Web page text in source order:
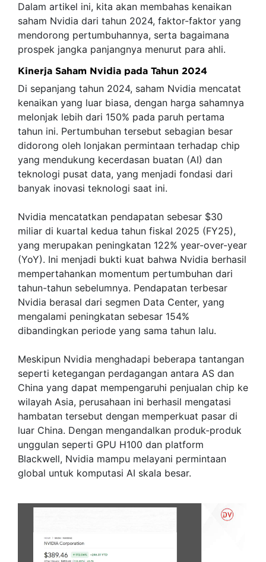
Dalam artikel ini, kita akan membahas kenaikan
saham Nvidia dari tahun 2024, faktor-faktor yang
mendorong pertumbuhannya, serta bagaimana
prospek jangka panjangnya menurut para ahli.
Kinerja Saham Nvidia pada Tahun 2024
Di sepanjang tahun 2024, saham Nvidia mencatat
kenaikan yang luar biasa, dengan harga sahamnya
melonjak lebih dari 150% pada paruh pertama
tahun ini. Pertumbuhan tersebut sebagian besar
didorong oleh lonjakan permintaan terhadap chip
yang mendukung kecerdasan buatan (AI) dan
teknologi pusat data, yang menjadi fondasi dari
banyak inovasi teknologi saat ini.
Nvidia mencatatkan pendapatan sebesar $30
miliar di kuartal kedua tahun fiskal 2025 (FY25),
yang merupakan peningkatan 122% year-over-year
(YoY). Ini menjadi bukti kuat bahwa Nvidia berhasil
mempertahankan momentum pertumbuhan dari
tahun-tahun sebelumnya. Pendapatan terbesar
Nvidia berasal dari segmen Data Center, yang
mengalami peningkatan sebesar 154%
dibandingkan periode yang sama tahun lalu.
Meskipun Nvidia menghadapi beberapa tantangan
seperti ketegangan perdagangan antara AS dan
China yang dapat mempengaruhi penjualan chip ke
wilayah Asia, perusahaan ini berhasil mengatasi
hambatan tersebut dengan memperkuat pasar di
luar China. Dengan mengandalkan produk-produk
unggulan seperti GPU H100 dan platform
Blackwell, Nvidia mampu melayani permintaan
global untuk komputasi AI skala besar.